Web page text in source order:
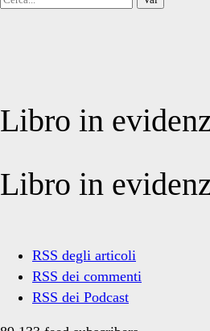
Libro in
Libro in
RSS degli articoli
RSS dei commenti
RSS dei Podcast